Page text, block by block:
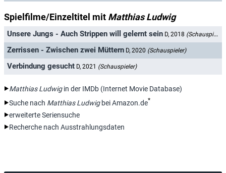
Spielfilme/Einzeltitel mit Matthias Ludwig
Unsere Jungs - Auch Strippen will gelernt sein D, 2018 (Schauspieler)
Zerrissen - Zwischen zwei Müttern D, 2020 (Schauspieler)
Verbindung gesucht D, 2021 (Schauspieler)
Matthias Ludwigin der IMDb (Internet Movie Database)
Suche nach Matthias Ludwigbei Amazon.de*
erweiterte Seriensuche
Recherche nach Ausstrahlungsdaten